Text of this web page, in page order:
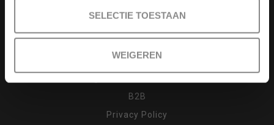
SELECTIE TOESTAAN
WEIGEREN
Inruilen
Retour
B2B
Privacy Policy